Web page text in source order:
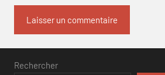
Rechercher